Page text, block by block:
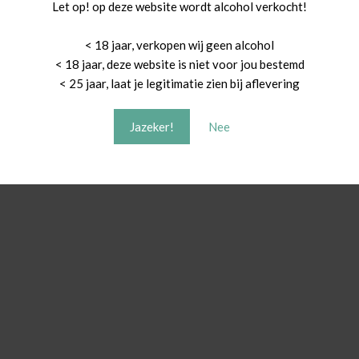
Let op! op deze website wordt alcohol verkocht!
< 18 jaar, verkopen wij geen alcohol
< 18 jaar, deze website is niet voor jou bestemd
< 25 jaar, laat je legitimatie zien bij aflevering
Jazeker! Nee